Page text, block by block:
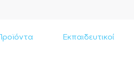
Προϊόντα Εκπαιδευτικοί